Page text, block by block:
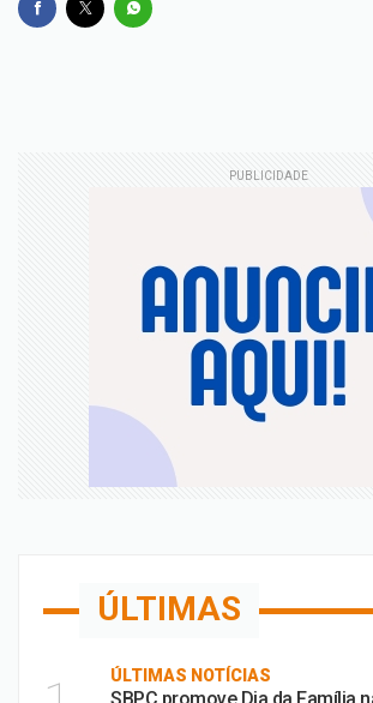
PUBLICIDADE
ÚLTIMAS
ÚLTIMAS NOTÍCIAS